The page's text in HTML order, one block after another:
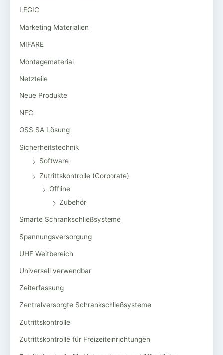
LEGIC
Marketing Materialien
MIFARE
Montagematerial
Netzteile
Neue Produkte
NFC
OSS SA Lösung
Sicherheitstechnik
Software
Zutrittskontrolle (Corporate)
Offline
Zubehör
Smarte Schrankschließsysteme
Spannungsversorgung
UHF Weitbereich
Universell verwendbar
Zeiterfassung
Zentralversorgte Schrankschließsysteme
Zutrittskontrolle
Zutrittskontrolle für Freizeiteinrichtungen